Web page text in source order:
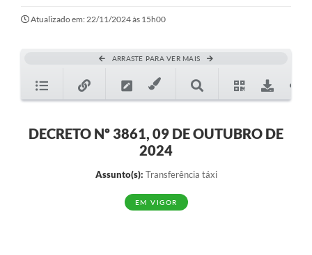
Turismo
Transparência
1DOC
PARCEIROS
Atualizado em: 22/11/2024 às 15h00
ARRASTE PARA VER MAIS
DECRETO Nº 3861, 09 DE OUTUBRO DE
2024
Assunto(s): Transferência táxi
EM VIGOR